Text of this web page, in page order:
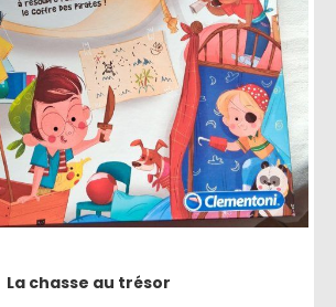
La chasse au trésor